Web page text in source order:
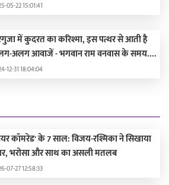
05-22 15:01:41
में कुदरत का करिश्मा, इस पत्थर से आती है
अलग आवाजें - भगवान राम वनवास के समय....
12-31 18:04:04
कॉमरेड' के 7 साल: विजय-रश्मिका ने सिखाया
भरोसा और साथ का असली मतलब
07-27 12:58:33